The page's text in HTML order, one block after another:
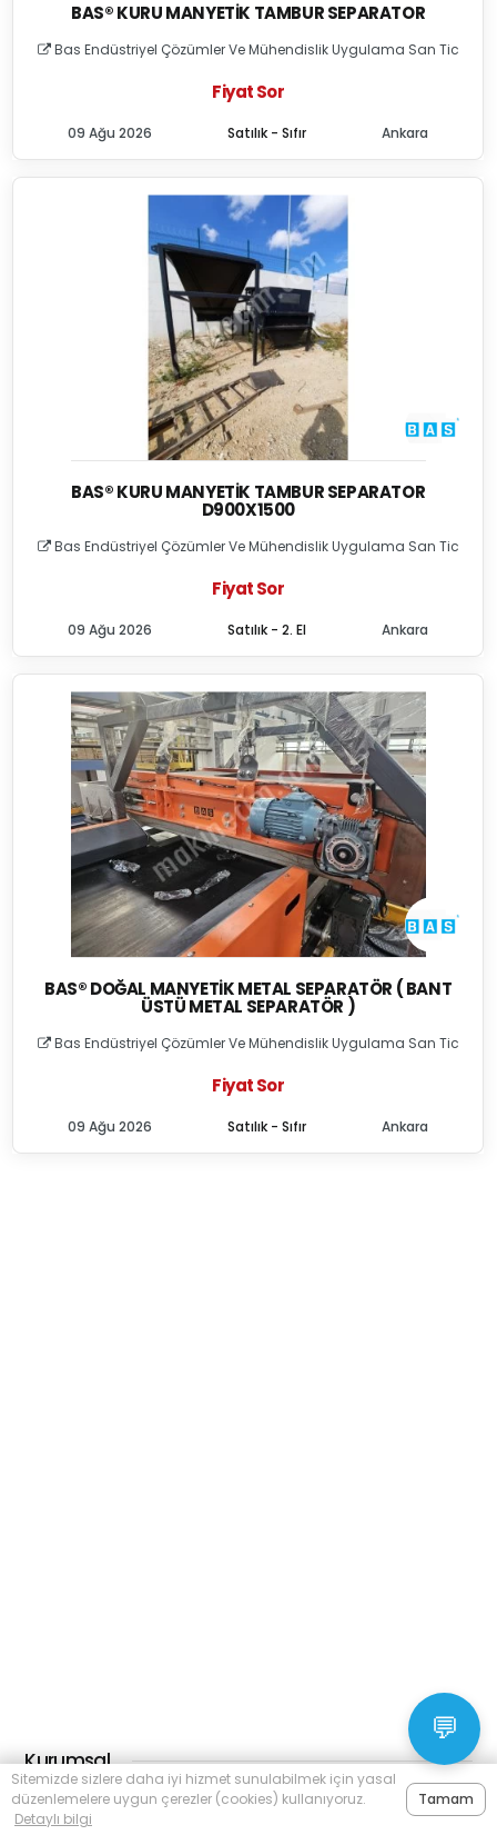
BAS® KURU MANYETIK TAMBUR SEPARATOR
Bas Endüstriyel Çözümler Ve Mühendislik Uygulama San Tic
Fiyat Sor
Satılık - Sıfır
09 Ağu 2026 Ankara
BAS® KURU MANYETIK TAMBUR SEPARATOR
D900X1500
Bas Endüstriyel Çözümler Ve Mühendislik Uygulama San Tic
Fiyat Sor
Satılık - 2. El
09 Ağu 2026 Ankara
BAS® DOĞAL MANYETIK METAL SEPARATÖR ( BANT
ÜSTÜ METAL SEPARATÖR )
Bas Endüstriyel Çözümler Ve Mühendislik Uygulama San Tic
Fiyat Sor
Satılık - Sıfır
09 Ağu 2026 Ankara
Kurumsal
Ana Sayfa
💬
Sitemizde sizlere daha iyi hizmet sunulabilmek için yasal
düzenlemelere uygun çerezler (cookies) kullanıyoruz.
Detaylı bilgi
Tamam